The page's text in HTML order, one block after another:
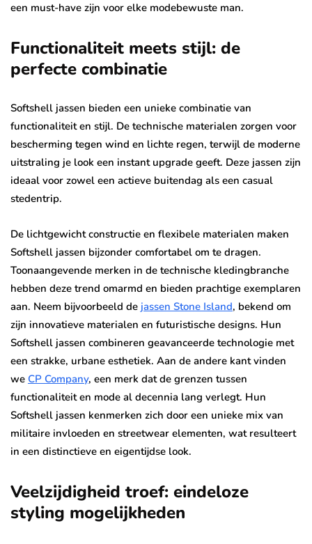
een must-have zijn voor elke modebewuste man.
Functionaliteit meets stijl: de
perfecte combinatie
Softshell jassen bieden een unieke combinatie van
functionaliteit en stijl. De technische materialen zorgen voor
bescherming tegen wind en lichte regen, terwijl de moderne
uitstraling je look een instant upgrade geeft. Deze jassen zijn
ideaal voor zowel een actieve buitendag als een casual
stedentrip.
De lichtgewicht constructie en flexibele materialen maken
Softshell jassen bijzonder comfortabel om te dragen.
Toonaangevende merken in de technische kledingbranche
hebben deze trend omarmd en bieden prachtige exemplaren
aan. Neem bijvoorbeeld de jassen Stone Island, bekend om
zijn innovatieve materialen en futuristische designs. Hun
Softshell jassen combineren geavanceerde technologie met
een strakke, urbane esthetiek. Aan de andere kant vinden
we CP Company, een merk dat de grenzen tussen
functionaliteit en mode al decennia lang verlegt. Hun
Softshell jassen kenmerken zich door een unieke mix van
militaire invloeden en streetwear elementen, wat resulteert
in een distinctieve en eigentijdse look.
Veelzijdigheid troef: eindeloze
styling mogelijkheden